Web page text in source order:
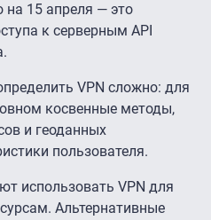
на 15 апреля — это
к серверным API
VPN сложно: для
косвенные методы,
и геоданных
пользователя.
использовать VPN для
Альтернативные